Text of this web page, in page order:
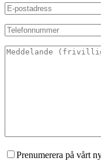
Prenumerera på vårt